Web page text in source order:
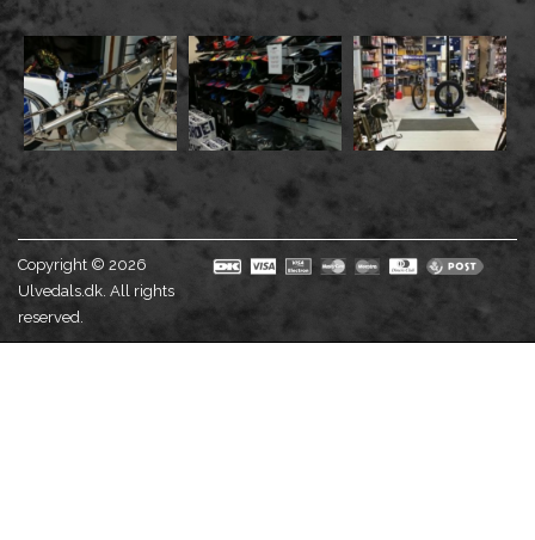
Copyright © 2026
Ulvedals.dk. All rights
reserved.